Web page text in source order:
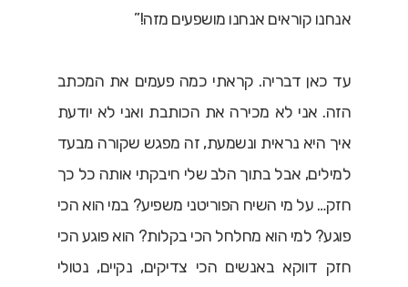
אנחנו קוראים אנחנו מושפעים מזה!”
עד כאן דבריה. קראתי כמה פעמים את המכתב
הזה. אני לא מכירה את הכותבת ואני לא יודעת
איך היא נראית ונשמעת, זה מפגש שקורה מבעד
למילים, אבל בתוך הלב שלי חיבקתי אותה כל כך
חזק… על מי השיח הפוריטני משפיע? במי הוא הכי
פוגע? למי הוא מחלחל הכי בקלות? הוא פוגע הכי
חזק דווקא באנשים הכי צדיקים, נקיים, נטולי